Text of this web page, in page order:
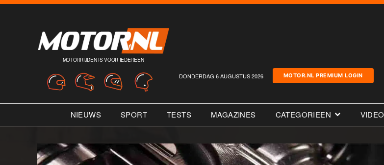
MOTORRIJDEN IS VOOR IEDEREEN
DONDERDAG 6 AUGUSTUS 2026 MOTOR.NL PREMIUM LOGIN
NIEUWS SPORT TESTS MAGAZINES CATEGORIEEN VIDEO